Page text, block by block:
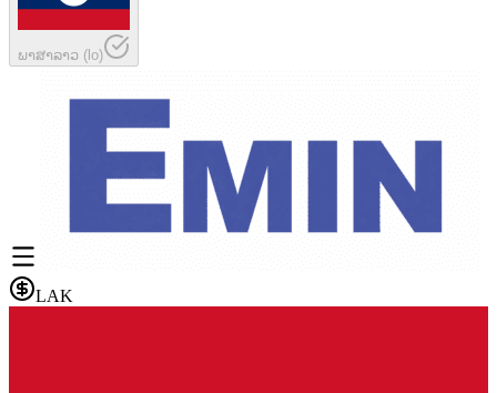
ພາສາລາວ (lo)
LAK